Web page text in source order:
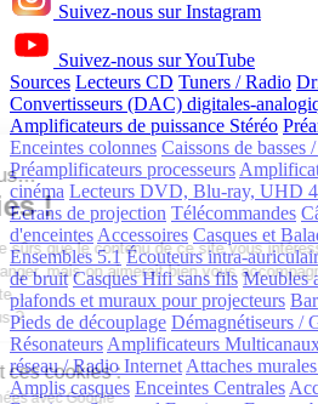
Suivez-nous sur Instagram
Suivez-nous sur YouTube
Sources Lecteurs CD Tuners / Radio
Convertisseurs (DAC) digitales-
Amplificateurs de puissance Stéréo
Enceintes colonnes Caissons de basses
Préamplificateurs processeurs
cinéma Lecteurs DVD, Blu-ray, UHD
Ecrans de projection Télécommandes
d'enceintes Accessoires Casques et
Ensembles 5.1 Écouteurs intra-
de bruit Casques Hifi sans fils Meubles
plafonds et muraux pour projecteurs
Pieds de découplage Démagnétiseurs /
Résonateurs Amplificateurs
réseau / Radio Internet Attaches
Amplis casques Enceintes Centrales
Continuer sans accepter
Salut c'est nous...
les Cookies !
On a attendu d'être sûrs que le contenu
avant de vous déranger, mais on
pendant votre visite...
C'est OK pour vous ?
À quoi servent ces cookies :
Partage de données avec Google